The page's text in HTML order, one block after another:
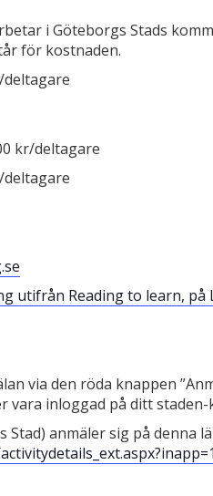
i Göteborgs Stads
för kostnaden.
deltagare
kr/deltagare
deltagare
utifrån Reading to learn,
via den röda knappen
vara inloggad på ditt staden-
anmäler sig på denna